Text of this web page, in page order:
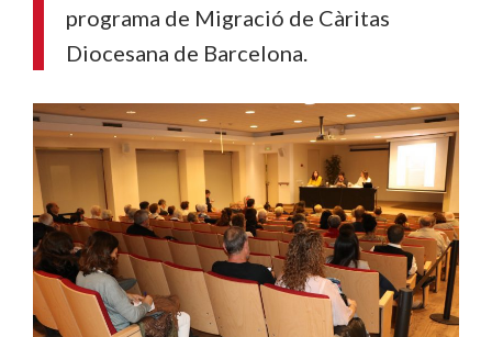
programa de Migració de Càritas
Diocesana de Barcelona.